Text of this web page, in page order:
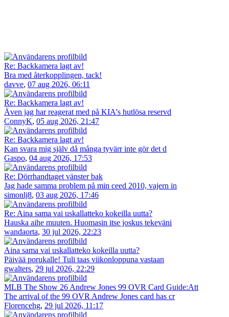
Re: Backkamera lagt av!
Bra med återkopplingen, tack!
davve, 07 aug 2026, 06:11
Re: Backkamera lagt av!
Även jag har reagerat med på KIA's hutlösa reservd
ConnyK, 05 aug 2026, 21:47
Re: Backkamera lagt av!
Kan svara mig själv då många tyvärr inte gör det d
Gaspo, 04 aug 2026, 17:53
Re: Dörrhandtaget vänster bak
Jag hade samma problem på min ceed 2010, vajern in
simonlj8, 03 aug 2026, 17:46
Re: Aina sama vai uskallatteko kokeilla uutta?
Hauska aihe muuten. Huomasin itse joskus tekeväni
wandaorta, 30 jul 2026, 22:23
Aina sama vai uskallatteko kokeilla uutta?
Päivää porukalle! Tuli taas viikonloppuna vastaan
gwalters, 29 jul 2026, 22:29
MLB The Show 26 Andrew Jones 99 OVR Card Guide:Att
The arrival of the 99 OVR Andrew Jones card has cr
Florencehg, 29 jul 2026, 11:17